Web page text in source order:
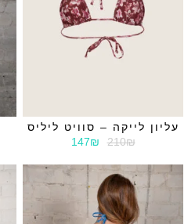
עליון לייקה – סוויט ליליס
210₪
147₪